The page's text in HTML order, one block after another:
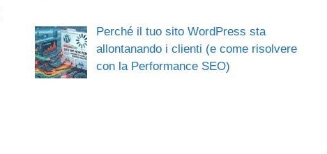
Perché il tuo sito WordPress sta
allontanando i clienti (e come risolvere
con la Performance SEO)